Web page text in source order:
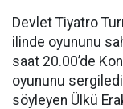
Devlet Tiyatro
ilinde oyununu
saat 20.00’de
oyununu
söyleyen Ülkü